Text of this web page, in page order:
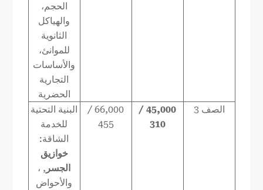
الحجم،
والهياكل
الثانوية
للموانئ،
والأساسات
التجارية
الحضرية
الصف 3
45,000 /
310
66,000 /
455
البنية التحتية
للخدمة
الشاقة:
خوازيق
الجسر , ،
والأحواض